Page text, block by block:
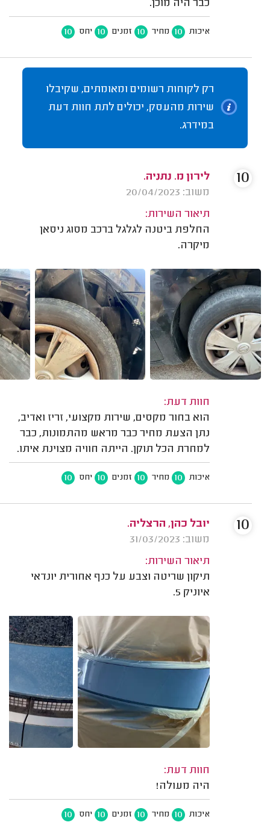
כבר היה מוכן.
איכות 10 מחיר 10 זמנים 10 יחס 10
רק לקוחות רשומים ומאומתים, שקיבלו
שירות מהעסק, יכולים לתת חוות דעת
במידרג.
לירון מ. נתניה.
משוב: 20/04/2023
תיאור השירות:
החלפת ביטנה לגלגל ברכב מסוג ניסאן
מיקרה.
חוות דעת:
הוא בחור מקסים, שירות מקצועי, זריז ואדיב,
נתן הצעת מחיר כבר מראש מהתמונות, כבר
למחרת הכל תוקן. הייתה חוויה מצוינת איתו.
איכות 10 מחיר 10 זמנים 10 יחס 10
10
יובל כהן, הרצליה.
משוב: 31/03/2023
תיאור השירות:
תיקון שריטה וצבע על כנף אחורית יונדאי
איוניק 5.
חוות דעת:
היה מעולה!
איכות 10 מחיר 10 זמנים 10 יחס 10
10